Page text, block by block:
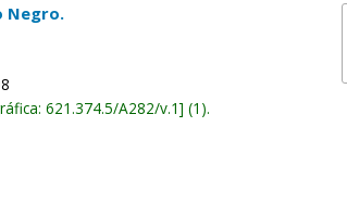
Negro.
621.374.5/A282/v.1 (1).